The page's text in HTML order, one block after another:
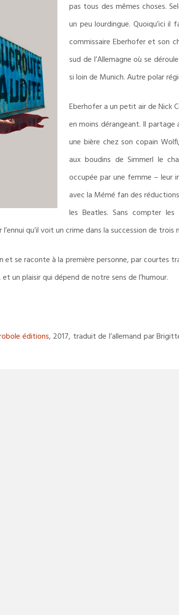
pas tous des mêmes choses.
un peu lourdingue. Quoiqu’ici
commissaire Eberhofer et son
sud de l’Allemagne où se
si loin de Munich. Autre polar
Eberhofer a un petit air de Nick
en moins dérangeant. Il
une bière chez son copain
aux boudins de Simmerl le
occupée par une femme – leur
avec la Mémé fan des
les Beatles. Sans compter
qu’il voit un crime dans la succession de
et se raconte à la première personne, par courtes
un plaisir qui dépend de notre sens de l’humour.
éditions, 2017, traduit de l’allemand par